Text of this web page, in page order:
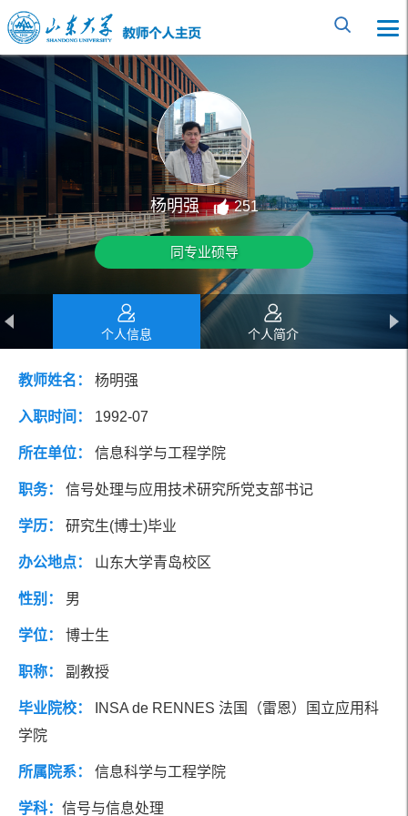
杨明强 251
同专业硕导
个人信息 个人简介
教育经历
社会兼职
团队成员
教师姓名： 杨明强
入职时间： 1992-07
所在单位： 信息科学与工程学院
职务： 信号处理与应用技术研究所党支部书记
学历： 研究生(博士)毕业
办公地点： 山东大学青岛校区
性别： 男
学位： 博士生
职称： 副教授
毕业院校：
INSA de RENNES 法国（雷恩）国立应用科
学院
所属院系： 信息科学与工程学院
学科： 信号与信息处理